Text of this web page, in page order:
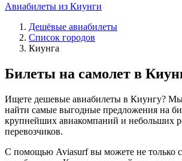
Авиабилеты из Киунги
Дешёвые авиабилеты
Список городов
Киунга
Билеты на самолет в
Ищете дешевые авиабилеты в Киунгу?
найти самые выгодные предложения на
крупнейших авиакомпаний и небольших
перевозчиков.
С помощью Aviasurf вы можете не только